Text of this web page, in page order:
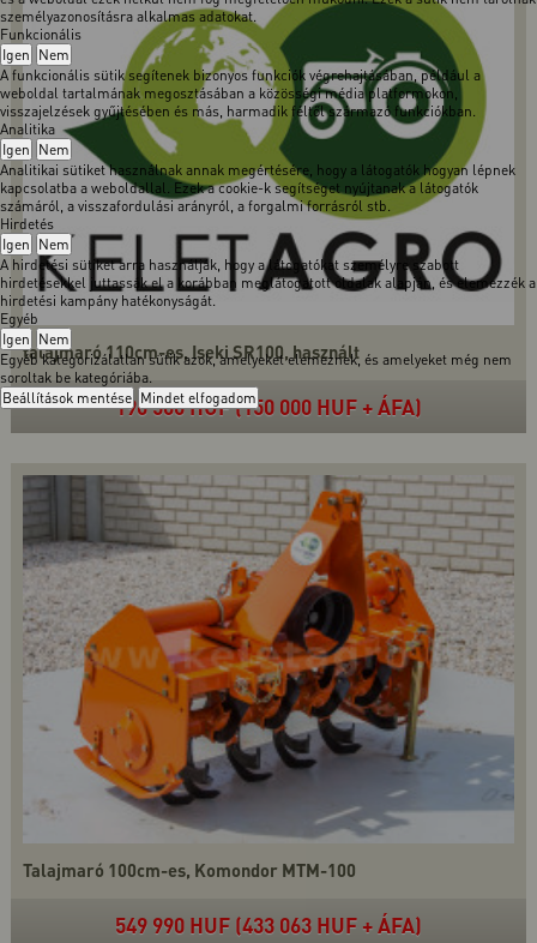
személyazonosításra alkalmas adatokat.
Funkcionális
Igen Nem
A funkcionális sütik segítenek bizonyos funkciók végrehajtásában, például a
weboldal tartalmának megosztásában a közösségi média platformokon,
visszajelzések gyűjtésében és más, harmadik féltől származó funkciókban.
Analitika
Igen Nem
Analitikai sütiket használnak annak megértésére, hogy a látogatók hogyan lépnek
kapcsolatba a weboldallal. Ezek a cookie-k segítséget nyújtanak a látogatók
számáról, a visszafordulási arányról, a forgalmi forrásról stb.
Hirdetés
Igen Nem
A hirdetési sütiket arra használják, hogy a látogatókat személyre szabott
hirdetésekkel juttassák el a korábban meglátogatott oldalak alapján, és elemezzék a
hirdetési kampány hatékonyságát.
Egyéb
Igen Nem
Egyéb kategorizálatlan sütik azok, amelyeket elemeznek, és amelyeket még nem
soroltak be kategóriába.
Beállítások mentése Mindet elfogadom
talajmaró 110cm-es, Iseki SR100, használt
190 500 HUF (150 000 HUF + ÁFA)
Talajmaró 100cm-es, Komondor MTM-100
549 990 HUF (433 063 HUF + ÁFA)